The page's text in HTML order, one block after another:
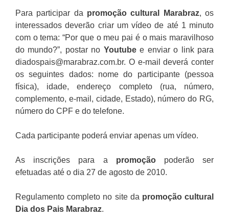
Para participar da promoção cultural Marabraz, os
interessados deverão criar um vídeo de até 1 minuto
com o tema: “Por que o meu pai é o mais maravilhoso
do mundo?”, postar no Youtubee enviar o link para
diadospais@marabraz.com.br. O e-mail deverá conter
os seguintes dados: nome do participante (pessoa
física), idade, endereço completo (rua, número,
complemento, e-mail, cidade, Estado), número do RG,
número do CPF e do telefone.
Cada participante poderá enviar apenas um vídeo.
As inscrições para a promoçãopoderão ser
efetuadas até o dia 27 de agosto de 2010.
Regulamento completo no site da promoção cultural
Dia dos Pais Marabraz.